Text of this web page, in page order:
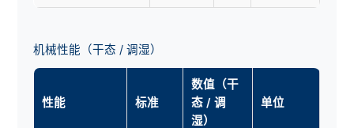
机械性能（干态 / 调湿）
性能 标准
数值（干
态 / 调
湿）
单位